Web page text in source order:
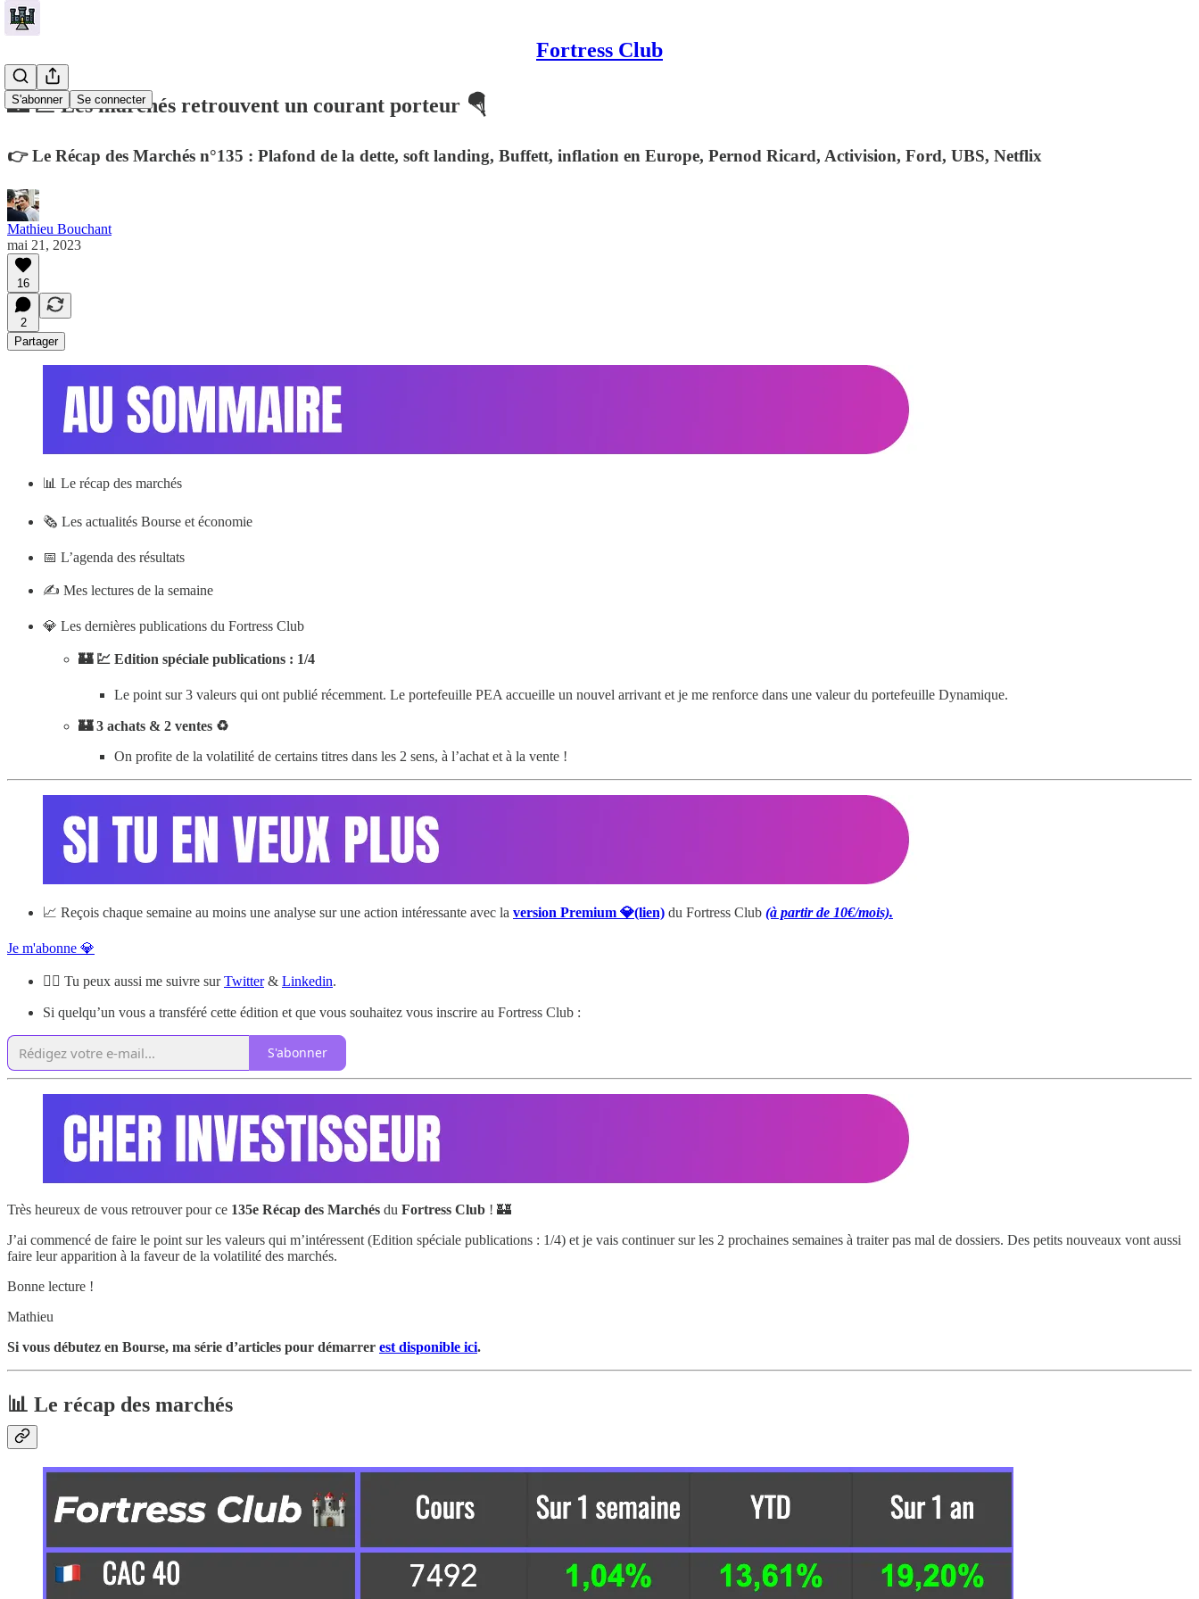
Fortress Club
S'abonner Se connecter
🏰 💹 Les marchés retrouvent un courant porteur 🪂
👉 Le Récap des Marchés n°135 : Plafond de la dette, soft landing, Buffett, inflation en Europe, Pernod Ricard, Activision, Ford, UBS, Netflix
Mathieu Bouchant
mai 21, 2023
16
2
Partager
📊 Le récap des marchés
🗞️ Les actualités Bourse et économie
📅 L’agenda des résultats
✍️ Mes lectures de la semaine
💎 Les dernières publications du Fortress Club
🏰 💹 Edition spéciale publications : 1/4
Le point sur 3 valeurs qui ont publié récemment. Le portefeuille PEA accueille un nouvel arrivant et je me renforce dans une valeur du portefeuille Dynamique.
🏰 3 achats & 2 ventes ♻️
On profite de la volatilité de certains titres dans les 2 sens, à l’achat et à la vente !
📈 Reçois chaque semaine au moins une analyse sur une action intéressante avec la version Premium 💎(lien) du Fortress Club (à partir de 10€/mois).
Je m'abonne 💎
🙋‍♂️ Tu peux aussi me suivre surTwitter& Linkedin.
Si quelqu’un vous a transféré cette édition et que vous souhaitez vous inscrire au Fortress Club :
S'abonner
Très heureux de vous retrouver pour ce 135e Récap des Marchés du Fortress Club ! 🏰
J’ai commencé de faire le point sur les valeurs qui m’intéressent (Edition spéciale publications : 1/4) et je vais continuer sur les 2 prochaines semaines à traiter pas mal de dossiers. Des petits nouveaux vont aussi
faire leur apparition à la faveur de la volatilité des marchés.
Bonne lecture !
Mathieu
Si vous débutez en Bourse, ma série d’articles pour démarrer est disponible ici.
📊 Le récap des marchés